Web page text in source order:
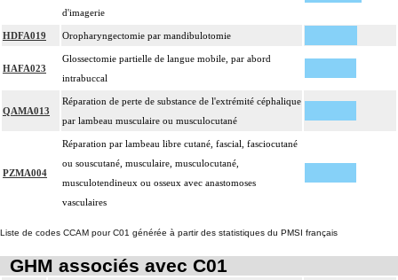
d'imagerie
HDFA019 Oropharyngectomie par mandibulotomie
HAFA023
Glossectomie partielle de langue mobile, par abord
intrabuccal
QAMA013
Réparation de perte de substance de l'extrémité céphalique
par lambeau musculaire ou musculocutané
PZMA004
Réparation par lambeau libre cutané, fascial, fasciocutané
ou souscutané, musculaire, musculocutané,
musculotendineux ou osseux avec anastomoses
vasculaires
Liste de codes CCAM pour C01 générée à partir des statistiques du PMSI français
GHM associés avec C01